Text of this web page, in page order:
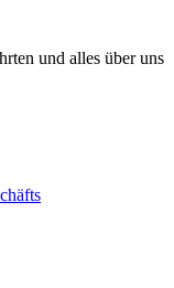
und alles über uns